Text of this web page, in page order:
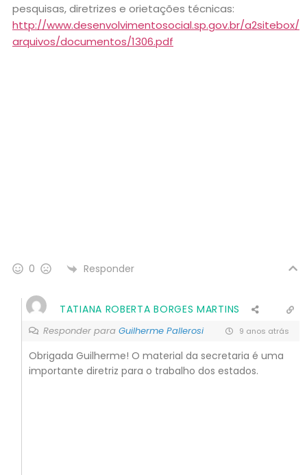
pesquisas, diretrizes e orietações técnicas:
http://www.desenvolvimentosocial.sp.gov.br/a2sitebox/
arquivos/documentos/1306.pdf
0 Responder
TATIANA ROBERTA BORGES MARTINS
Responder para Guilherme Pallerosi 9 anos atrás
Obrigada Guilherme! O material da secretaria é uma
importante diretriz para o trabalho dos estados.